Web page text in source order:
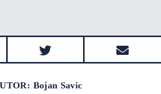
Bojan Savic